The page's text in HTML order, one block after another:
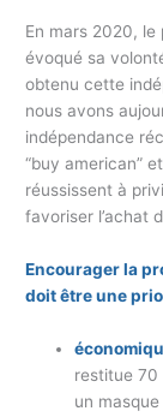
En mars 2020, le
évoqué sa
obtenu cette
nous avons
indépendance
“buy american”
réussissent à
favoriser l’achat
Encourager la
doit être une
restitue 70
un